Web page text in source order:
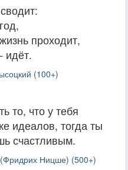
проходит,
идёт.
(100+)
то, что у тебя
идеалов, тогда ты
счастливым.
(Фридрих Ницше) (500+)